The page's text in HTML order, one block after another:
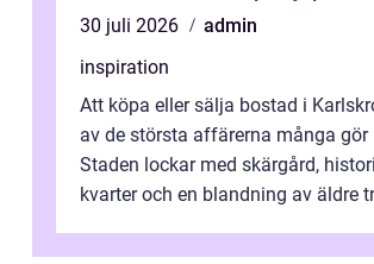
30 juli 2026
admin
inspiration
Att köpa eller sälja bostad i
av de största affärerna många gör
Staden lockar med skärgård,
kvarter och en blandning av äldre